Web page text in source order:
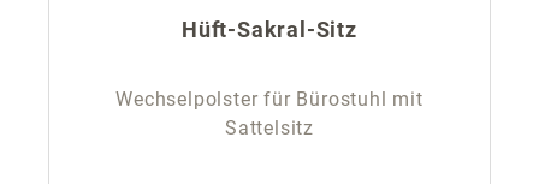
Hüft-Sakral-Sitz
Wechselpolster für Bürostuhl mit
Sattelsitz